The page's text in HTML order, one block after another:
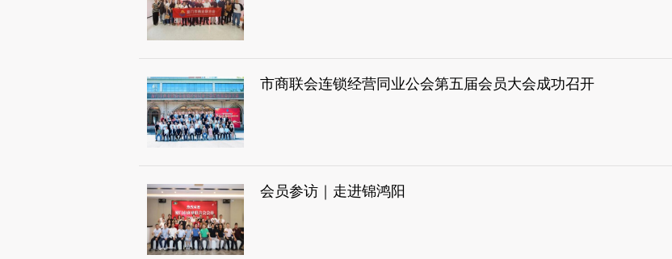
市商联会连锁经营同业公会第五届会员大会成功召开
会员参访｜走进锦鸿阳